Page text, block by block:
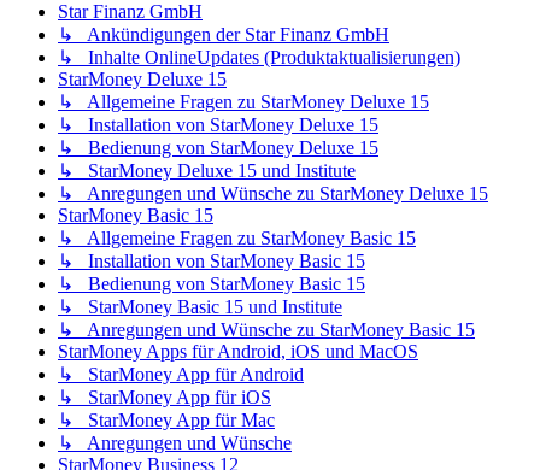
Star Finanz GmbH
↳ Ankündigungen der Star Finanz GmbH
↳ Inhalte OnlineUpdates (Produktaktualisierungen)
StarMoney Deluxe 15
↳ Allgemeine Fragen zu StarMoney Deluxe 15
↳ Installation von StarMoney Deluxe 15
↳ Bedienung von StarMoney Deluxe 15
↳ StarMoney Deluxe 15 und Institute
↳ Anregungen und Wünsche zu StarMoney Deluxe 15
StarMoney Basic 15
↳ Allgemeine Fragen zu StarMoney Basic 15
↳ Installation von StarMoney Basic 15
↳ Bedienung von StarMoney Basic 15
↳ StarMoney Basic 15 und Institute
↳ Anregungen und Wünsche zu StarMoney Basic 15
StarMoney Apps für Android, iOS und MacOS
↳ StarMoney App für Android
↳ StarMoney App für iOS
↳ StarMoney App für Mac
↳ Anregungen und Wünsche
StarMoney Business 12